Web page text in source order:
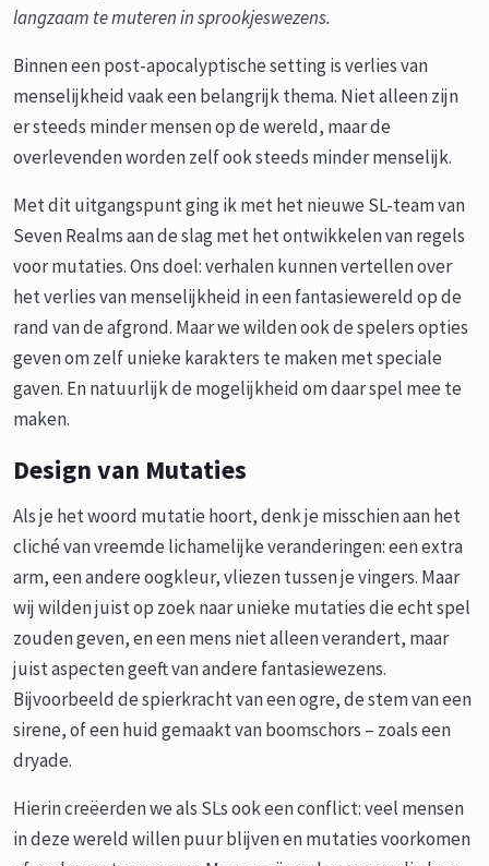
langzaam te muteren in sprookjeswezens.
Binnen een post-apocalyptische setting is verlies van
menselijkheid vaak een belangrijk thema. Niet alleen zijn
er steeds minder mensen op de wereld, maar de
overlevenden worden zelf ook steeds minder menselijk.
Met dit uitgangspunt ging ik met het nieuwe SL-team van
Seven Realms aan de slag met het ontwikkelen van regels
voor mutaties. Ons doel: verhalen kunnen vertellen over
het verlies van menselijkheid in een fantasiewereld op de
rand van de afgrond. Maar we wilden ook de spelers opties
geven om zelf unieke karakters te maken met speciale
gaven. En natuurlijk de mogelijkheid om daar spel mee te
maken.
Design van Mutaties
Als je het woord mutatie hoort, denk je misschien aan het
cliché van vreemde lichamelijke veranderingen: een extra
arm, een andere oogkleur, vliezen tussen je vingers. Maar
wij wilden juist op zoek naar unieke mutaties die echt spel
zouden geven, en een mens niet alleen verandert, maar
juist aspecten geeft van andere fantasiewezens.
Bijvoorbeeld de spierkracht van een ogre, de stem van een
sirene, of een huid gemaakt van boomschors – zoals een
dryade.
Hierin creëerden we als SLs ook een conflict: veel mensen
in deze wereld willen puur blijven en mutaties voorkomen